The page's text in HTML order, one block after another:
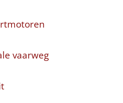
vaarweg